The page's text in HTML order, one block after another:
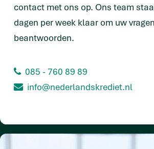
contact met ons op. Ons team
dagen per week klaar om uw
beantwoorden.
085 - 760 89 89
info@nederlandskrediet.nl